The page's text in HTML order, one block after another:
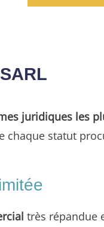
juridiques les
chaque statut
très répandue